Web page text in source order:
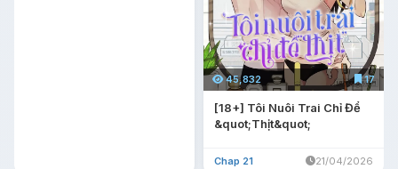
45,832 17
[18+] Tôi Nuôi Trai Chỉ Để
&quot;Thịt&quot;
Chap 21 21/04/2026